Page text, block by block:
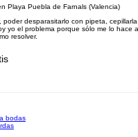
Playa Puebla de Farnals (Valencia)
poder desparasitarlo con pipeta,
yo el problema porque sólo me lo hace
resolver.
bodas